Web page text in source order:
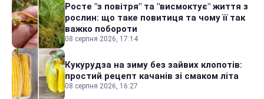
Росте "з повітря" та "висмоктує" життя з
рослин: що таке повитиця та чому її так
важко побороти
08 серпня 2026, 17:14
Кукурудза на зиму без зайвих клопотів:
простий рецепт качанів зі смаком літа
08 серпня 2026, 16:27